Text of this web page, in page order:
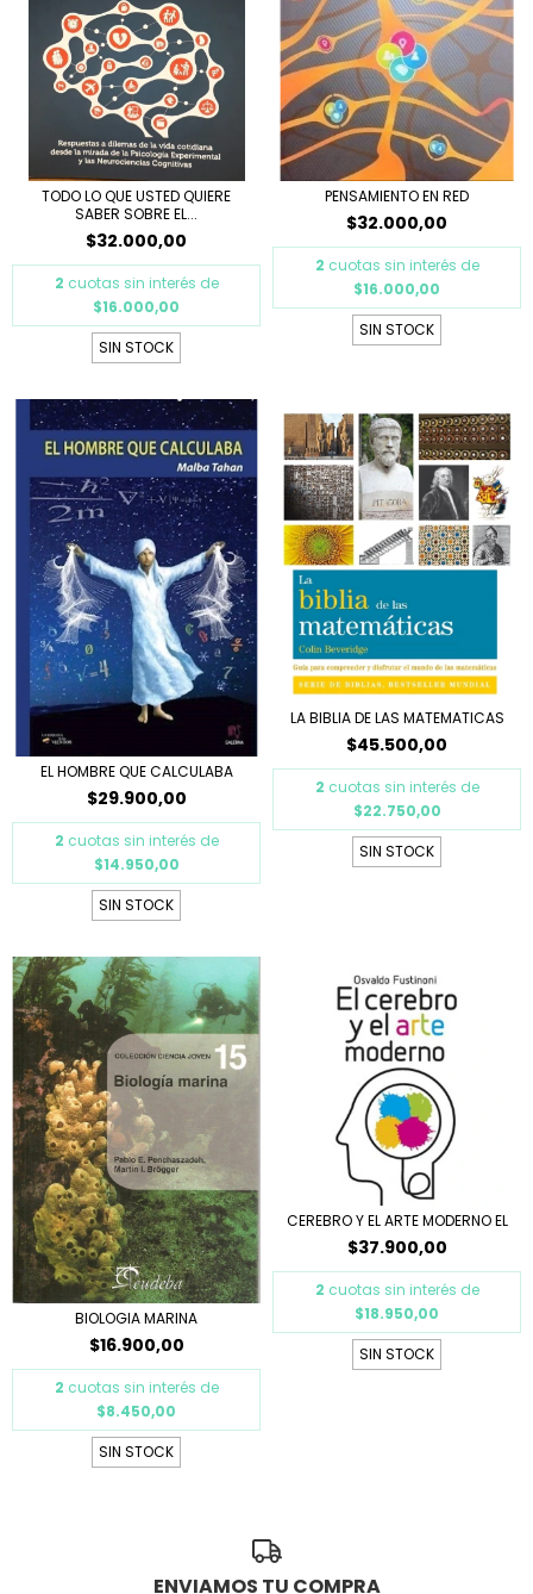
TODO LO QUE USTED QUIERE
SABER SOBRE EL...
$32.000,00
2 cuotas sin interés de
$16.000,00
SIN STOCK
PENSAMIENTO EN RED
$32.000,00
2 cuotas sin interés de
$16.000,00
SIN STOCK
EL HOMBRE QUE CALCULABA
$29.900,00
2 cuotas sin interés de
$14.950,00
SIN STOCK
LA BIBLIA DE LAS MATEMATICAS
$45.500,00
2 cuotas sin interés de
$22.750,00
SIN STOCK
BIOLOGIA MARINA
$16.900,00
2 cuotas sin interés de
$8.450,00
SIN STOCK
CEREBRO Y EL ARTE MODERNO EL
$37.900,00
2 cuotas sin interés de
$18.950,00
SIN STOCK
ENVIAMOS TU COMPRA